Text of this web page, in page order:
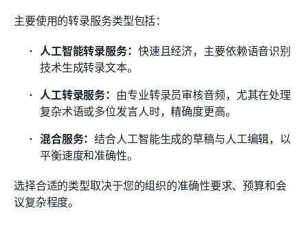
主要使用的转录服务类型包括：
人工智能转录服务： 快速且经济，主要依赖语音识别
技术生成转录文本。
人工转录服务： 由专业转录员审核音频，尤其在处理
复杂术语或多位发言人时，精确度更高。
混合服务：结合人工智能生成的草稿与人工编辑，以
平衡速度和准确性。
选择合适的类型取决于您的组织的准确性要求、预算和会
议复杂程度。